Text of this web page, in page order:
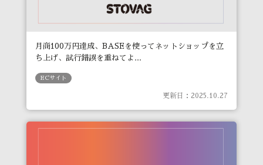
月商100万円達成、BASEを使ってネットショップを立
ち上げ、試行錯誤を重ねてよ...
ECサイト
更新日：2025.10.27